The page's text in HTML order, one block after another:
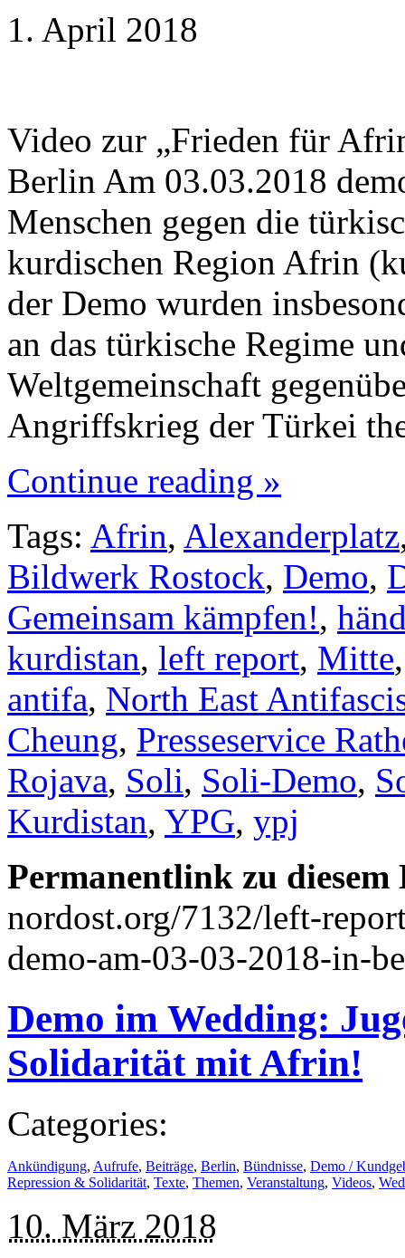
1. April 2018
Video zur „Frieden für
Berlin Am 03.03.2018
Menschen gegen die
kurdischen Region Afrin
der Demo wurden
an das türkische Regime
Weltgemeinschaft
Angriffskrieg der Türkei
Continue reading »
Tags: Afrin, Alexanderplatz
Bildwerk Rostock, Demo,
Gemeinsam kämpfen!,
kurdistan, left report, Mitte
antifa, North East
Cheung, Presseservice
Rojava, Soli, Soli-Demo,
Kurdistan, YPG, ypj
Permanentlink zu
nordost.org/7132/left-
demo-am-03-03-2018-in-
Demo im Wedding:
Solidarität mit Afrin!
Categories:
Ankündigung, Aufrufe, Beiträge, Berlin, Bündnisse, Demo /
Repression & Solidarität, Texte, Themen, Veranstaltung, Videos,
10. März 2018